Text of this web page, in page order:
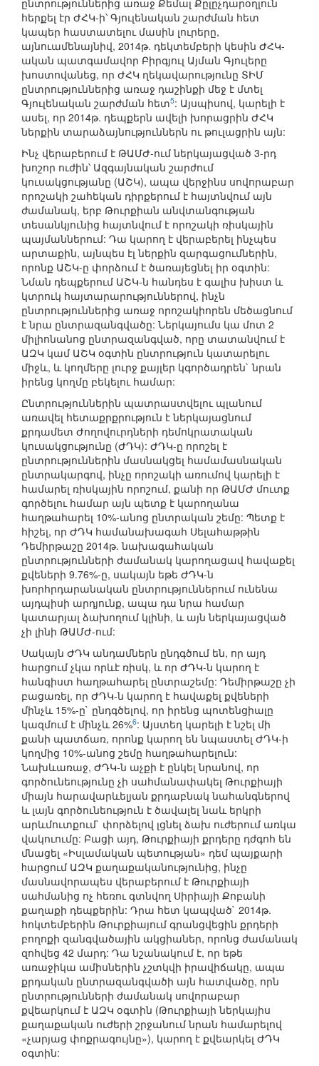
ընտրություններից առաջ Քեմալ Քըլըչդարօղլուն
հերքել էր ԺՀԿ-ի՝ Գյուլենական շարժման հետ
կապեր հաստատելու մասին լուրերը,
այնուամենայնիվ, 2014թ. դեկտեմբերի կեսին ԺՀԿ-
ական պատգամավոր Բիրգյուլ Այման Գյուլերը
խոստովանեց, որ ԺՀԿ ղեկավարությունը ՏԻՄ
ընտրություններից առաջ դաշինքի մեջ է մտել
Գյուլենական շարժման հետ5: Այսպիսով, կարելի է
ասել, որ 2014թ. դեպքերն ավելի խորացրին ԺՀԿ
ներքին տարաձայնություններն ու թուլացրին այն:
Ինչ վերաբերում է ԹԱՄԺ-ում ներկայացված 3-րդ
խոշոր ուժին՝ Ազգայնական շարժում
կուսակցությանը (ԱՇԿ), ապա վերջինս սովորաբար
որոշակի շահեկան դիրքերում է հայտնվում այն
ժամանակ, երբ Թուրքիան անվտանգության
տեսանկյունից հայտնվում է որոշակի ռիսկային
պայմաններում: Դա կարող է վերաբերել ինչպես
արտաքին, այնպես էլ ներքին զարգացումներին,
որոնք ԱՇԿ-ը փորձում է ծառայեցնել իր օգտին:
Նման դեպքերում ԱՇԿ-ն հանդես է գալիս խիստ և
կտրուկ հայտարարություններով, ինչն
ընտրություններից առաջ որոշակիորեն մեծացնում
է նրա ընտրազանգվածը: Ներկայումս կա մոտ 2
միլիոնանոց ընտրազանգված, որը տատանվում է
ԱԶԿ կամ ԱՇԿ օգտին ընտրություն կատարելու
միջև, և կողմերը լուրջ քայլեր կգործադրեն` նրան
իրենց կողմը բեկելու համար:
Ընտրություններին պատրաստվելու պլանում
առավել հետաքրքրություն է ներկայացնում
քրդամետ Ժողովուրդների դեմոկրատական
կուսակցությունը (ԺԴԿ): ԺԴԿ-ը որոշել է
ընտրություններին մասնակցել համամասնական
ընտրակարգով, ինչը որոշակի առումով կարելի է
համարել ռիսկային որոշում, քանի որ ԹԱՄԺ մուտք
գործելու համար այն պետք է կարողանա
հաղթահարել 10%-անոց ընտրական շեմը: Պետք է
հիշել, որ ԺԴԿ համանախագահ Սելահաթթին
Դեմիրթաշը 2014թ. նախագահական
ընտրությունների ժամանակ կարողացավ հավաքել
քվեների 9.76%-ը, սակայն եթե ԺԴԿ-ն
խորհրդարանական ընտրություններում ունենա
այդպիսի արդյունք, ապա դա նրա համար
կատարյալ ձախողում կլինի, և այն ներկայացված
չի լինի ԹԱՄԺ-ում:
Սակայն ԺԴԿ անդամներն ընդգծում են, որ այդ
հարցում չկա որևէ ռիսկ, և որ ԺԴԿ-ն կարող է
հանգիստ հաղթահարել ընտրաշեմը: Դեմիրթաշը չի
բացառել, որ ԺԴԿ-ն կարող է հավաքել քվեների
մինչև 15%-ը` ընդգծելով, որ իրենց պոտենցիալը
կազմում է մինչև 26%6: Այստեղ կարելի է նշել մի
քանի պատճառ, որոնք կարող են նպաստել ԺԴԿ-ի
կողմից 10%-անոց շեմը հաղթահարելուն:
Նախևառաջ, ԺԴԿ-ն աչքի է ընկել նրանով, որ
գործունեությունը չի սահմանափակել Թուրքիայի
միայն հարավարևելյան քրդաբնակ նահանգներով
և լայն գործունեություն է ծավալել նաև երկրի
արևմուտքում` փորձելով լցնել ձախ ուժերում առկա
վակուումը: Բացի այդ, Թուրքիայի քրդերը դժգոհ են
մնացել «Իսլամական պետության» դեմ պայքարի
hարցում ԱԶԿ քաղաքականությունից, ինչը
մասնավորապես վերաբերում է Թուրքիայի
սահմանից ոչ հեռու գտնվող Սիրիայի Քոբանի
քաղաքի դեպքերին: Դրա հետ կապված` 2014թ.
հոկտեմբերին Թուրքիայում գրանցվեցին քրդերի
բողոքի զանգվածային ակցիաներ, որոնց ժամանակ
զոհվեց 42 մարդ: Դա նշանակում է, որ եթե
առաջիկա ամիսներին չշտկվի իրավիճակը, ապա
քրդական ընտրազանգվածի այն հատվածը, որն
ընտրությունների ժամանակ սովորաբար
քվեարկում է ԱԶԿ օգտին (Թուրքիայի ներկայիս
քաղաքական ուժերի շրջանում նրան համարելով
«չարյաց փոքրագույնը»), կարող է քվեարկել ԺԴԿ
օգտին: